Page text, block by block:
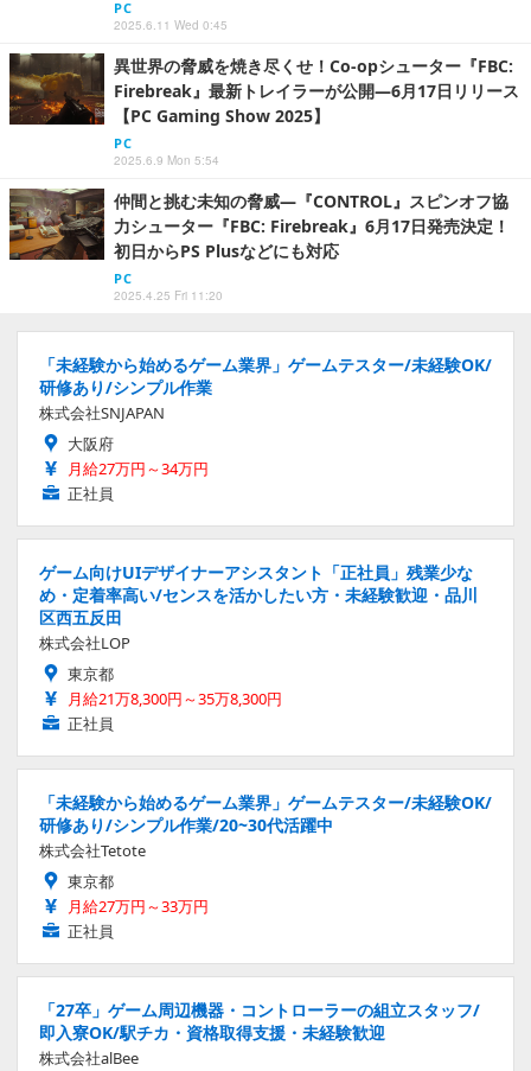
PC
2025.6.11 Wed 0:45
異世界の脅威を焼き尽くせ！Co-opシューター『FBC:
Firebreak』最新トレイラーが公開―6月17日リリース
【PC Gaming Show 2025】
PC
2025.6.9 Mon 5:54
仲間と挑む未知の脅威―『CONTROL』スピンオフ協
力シューター『FBC: Firebreak』6月17日発売決定！
初日からPS Plusなどにも対応
PC
2025.4.25 Fri 11:20
「未経験から始めるゲーム業界」ゲームテスター/未経験OK/
研修あり/シンプル作業
株式会社SNJAPAN
大阪府
月給27万円～34万円
正社員
ゲーム向けUIデザイナーアシスタント「正社員」残業少な
め・定着率高い/センスを活かしたい方・未経験歓迎・品川
区西五反田
株式会社LOP
東京都
月給21万8,300円～35万8,300円
正社員
「未経験から始めるゲーム業界」ゲームテスター/未経験OK/
研修あり/シンプル作業/20~30代活躍中
株式会社Tetote
東京都
月給27万円～33万円
正社員
「27卒」ゲーム周辺機器・コントローラーの組立スタッフ/
即入寮OK/駅チカ・資格取得支援・未経験歓迎
株式会社alBee